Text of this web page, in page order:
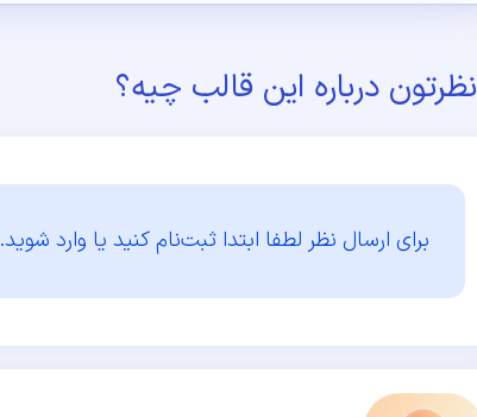
نظرتون درباره این قالب چیه؟
برای ارسال نظر لطفا ابتدا ثبت‌نام کنید یا وارد شوید.